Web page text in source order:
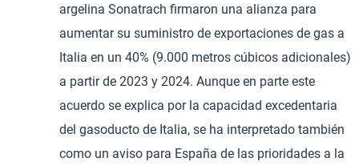
argelina Sonatrach firmaron una alianza para
aumentar su suministro de exportaciones de gas a
Italia en un 40% (9.000 metros cúbicos adicionales)
a partir de 2023 y 2024. Aunque en parte este
acuerdo se explica por la capacidad excedentaria
del gasoducto de Italia, se ha interpretado también
como un aviso para España de las prioridades a la